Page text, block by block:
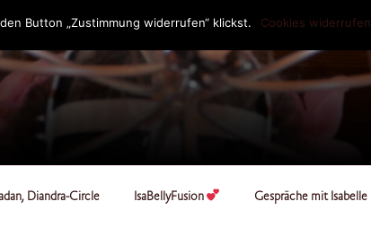
Diandra-Circle IsaBellyFusion Gespräche mit Isabelle
Button „Zustimmung widerrufen“ klickst. Cookies widerrufen